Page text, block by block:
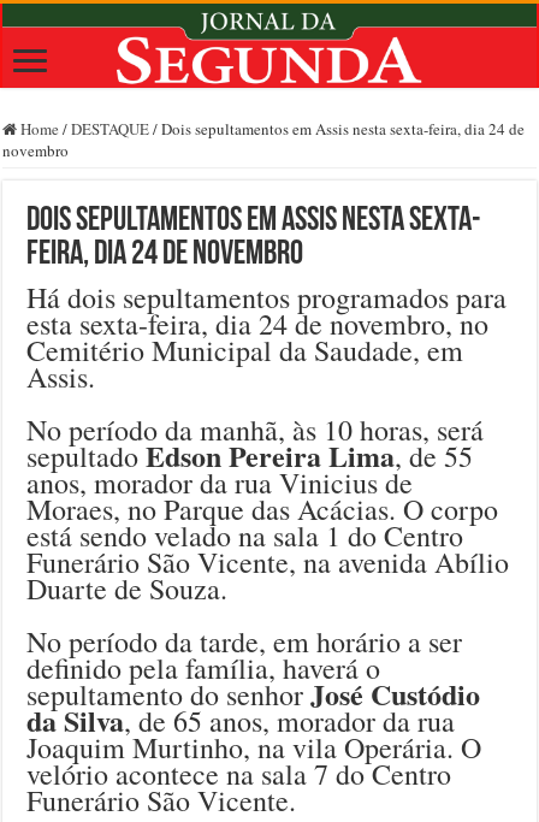
Home /DESTAQUE/Dois sepultamentos em Assis nesta sexta-feira, dia 24 de
novembro
Dois sepultamentos em Assis nesta sexta-
feira, dia 24 de novembro
Há dois sepultamentos programados para
esta sexta-feira, dia 24 de novembro, no
Cemitério Municipal da Saudade, em
Assis.
No período da manhã, às 10 horas, será
sepultadoEdson Pereira Lima, de 55
anos, morador da rua Vinicius de
Moraes, no Parque das Acácias. O corpo
está sendo velado na sala 1 do Centro
Funerário São Vicente, na avenida Abílio
Duarte de Souza.
No período da tarde, em horário a ser
definido pela família, haverá o
sepultamento do senhorJosé Custódio
da Silva, de 65 anos, morador da rua
Joaquim Murtinho, na vila Operária. O
velório acontece na sala 7 do Centro
Funerário São Vicente.